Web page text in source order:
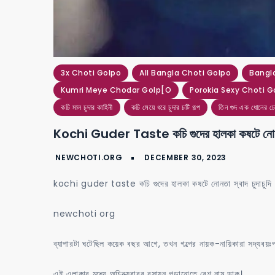
3x Choti Golpo All Bangla Choti Golpo
Kumri Meye Chodar Golp[o Porokia Sexy Choti
কচি মাল চুদার কাহিনী কচি মেয়ে ধরে চুদার চটি গল্প তিন গুদ এক ধোনের
Kochi Guder Taste কচি গুদের হালকা কষটে
kochi guder taste কচি গুদের হালকা কষটে নোনতা স্বাদ চুদাচুদি
newchoti org
ব্যাপারটা ঘটেছিল কয়েক বছর আগে, তখন গল্পের নায়ক-নায়িকারা